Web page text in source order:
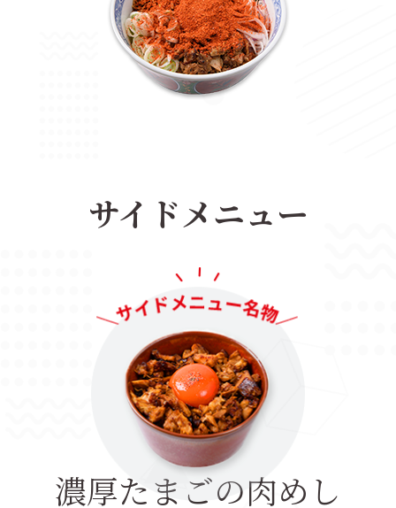
サイドメニュー
濃厚たまごの肉めし